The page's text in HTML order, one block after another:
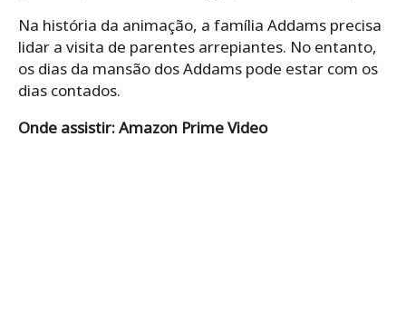
Na história da animação, a família Addams precisa
lidar a visita de parentes arrepiantes. No entanto,
os dias da mansão dos Addams pode estar com os
dias contados.
Onde assistir: Amazon Prime Video